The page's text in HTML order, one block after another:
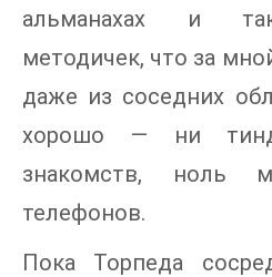
альманахах и
методичек, что за
даже из соседних
хорошо — ни
знакомств, ноль
телефонов.
Пока Торпеда